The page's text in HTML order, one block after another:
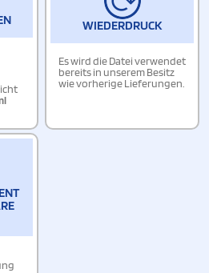
WIEDERDRUCK
Es wird die Datei verwendet
bereits in unserem Besitz
wie vorherige Lieferungen.